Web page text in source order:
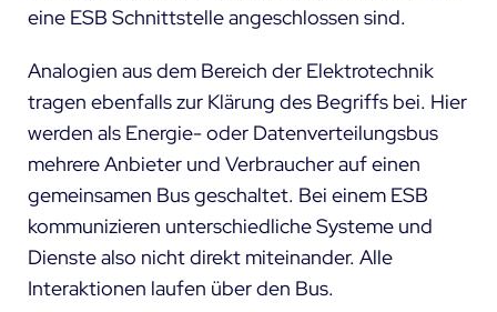
eine ESB Schnittstelle angeschlossen sind.
Analogien aus dem Bereich der Elektrotechnik
tragen ebenfalls zur Klärung des Begriffs bei. Hier
werden als Energie- oder Datenverteilungsbus
mehrere Anbieter und Verbraucher auf einen
gemeinsamen Bus geschaltet. Bei einem ESB
kommunizieren unterschiedliche Systeme und
Dienste also nicht direkt miteinander. Alle
Interaktionen laufen über den Bus.